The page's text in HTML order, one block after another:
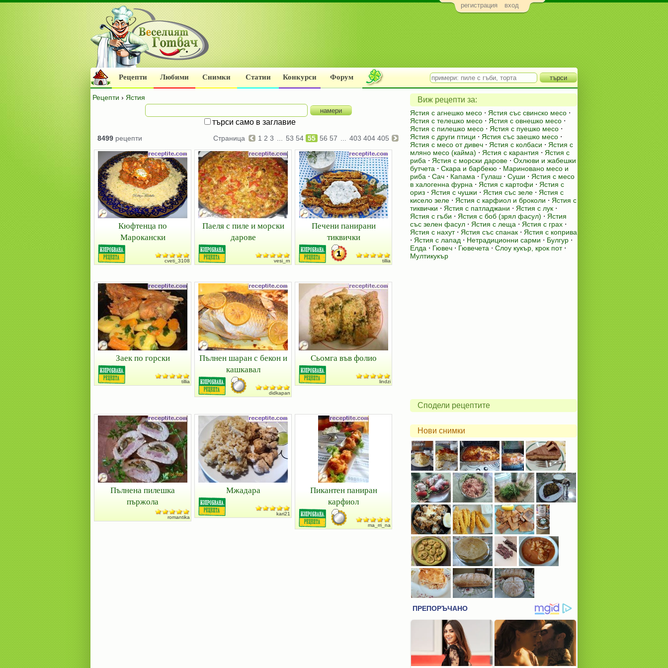
регистрация вход
Рецепти Любими Снимки Статии Конкурси Форум
Рецепти › Ястия
търси само в заглавие
8499 рецепти Страница 1 2 3 53 54 55 56 57 403 404 405
Кюфтенца по
Марокански
cveti_3108
Паеля с пиле и морски
дарове
vesi_rn
Печени панирани
тиквички
tillia
Заек по горски
tillia
Пълнен шаран с бекон и
кашкавал
didkapan
Сьомга във фолио
lindzi
Пълнена пилешка
пържола
romantika
Мжадара
kari21
Пикантен паниран
карфиол
ma_rri_na
Виж рецепти за:
Ястия с агнешко месо ⋅ Ястия със свинско месо ⋅
Ястия с телешко месо ⋅ Ястия с овнешко месо ⋅
Ястия с пилешко месо ⋅ Ястия с пуешко месо ⋅
Ястия с други птици ⋅ Ястия със заешко месо ⋅
Ястия с месо от дивеч ⋅ Ястия с колбаси ⋅ Ястия с
мляно месо (кайма) ⋅ Ястия с карантия ⋅ Ястия с
риба ⋅ Ястия с морски дарове ⋅ Охлюви и жабешки
бутчета ⋅ Скара и барбекю ⋅ Мариновано месо и
риба ⋅ Сач ⋅ Капама ⋅ Гулаш ⋅ Суши ⋅ Ястия с месо
в халогенна фурна ⋅ Ястия с картофи ⋅ Ястия с
ориз ⋅ Ястия с чушки ⋅ Ястия със зеле ⋅ Ястия с
кисело зеле ⋅ Ястия с карфиол и броколи ⋅ Ястия с
тиквички ⋅ Ястия с патладжани ⋅ Ястия с лук ⋅
Ястия с гъби ⋅ Ястия с боб (зрял фасул) ⋅ Ястия
със зелен фасул ⋅ Ястия с леща ⋅ Ястия с грах ⋅
Ястия с нахут⋅ Ястия със спанак ⋅ Ястия с коприва
⋅ Ястия с лапад ⋅ Нетрадиционни сарми ⋅ Булгур ⋅
Елда ⋅ Гювеч ⋅ Гювечета ⋅ Слоу кукър, крок пот⋅
Мултикукър
Сподели рецептите
Нови снимки